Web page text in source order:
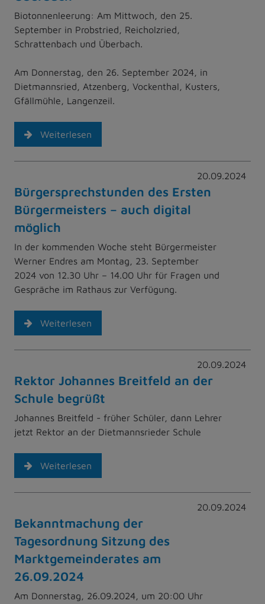
Biotonnenleerung: Am Mittwoch, den 25.
September in Probstried, Reicholzried,
Schrattenbach und Überbach.
Am Donnerstag, den 26. September 2024, in
Dietmannsried, Atzenberg, Vockenthal, Kusters,
Gfällmühle, Langenzeil.
Weiterlesen
20.09.2024
Bürgersprechstunden des Ersten
Bürgermeisters – auch digital
möglich
In der kommenden Woche steht Bürgermeister
Werner Endres am Montag, 23. September
2024 von 12.30 Uhr – 14.00 Uhr für Fragen und
Gespräche im Rathaus zur Verfügung.
Weiterlesen
20.09.2024
Rektor Johannes Breitfeld an der
Schule begrüßt
Johannes Breitfeld - früher Schüler, dann Lehrer
jetzt Rektor an der Dietmannsrieder Schule
Weiterlesen
20.09.2024
Bekanntmachung der
Tagesordnung Sitzung des
Marktgemeinderates am
26.09.2024
Am Donnerstag, 26.09.2024, um 20:00 Uhr